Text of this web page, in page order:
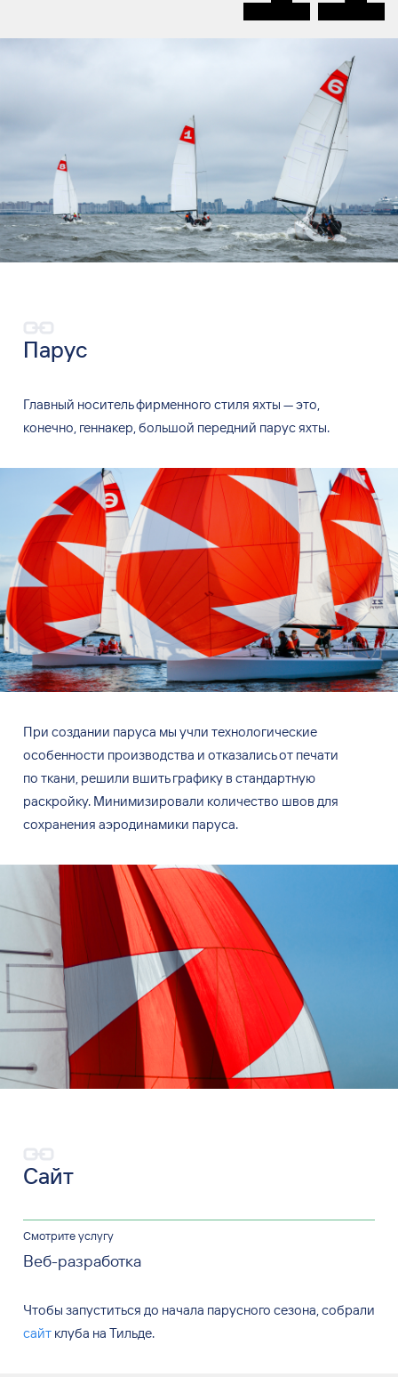
Парус
Главный носитель фирменного стиля яхты —это,
конечно, геннакер, большой передний парус яхты.
При создании паруса мы учли технологические
особенности производства и отказались от печати
по ткани, решили вшить графику в стандартную
раскройку. Минимизировали количество швов для
сохранения аэродинамики паруса.
Сайт
Смотрите услугу
Веб-разработка
Чтобы запуститься до начала парусного сезона, собрали
сайт клуба на Тильде.